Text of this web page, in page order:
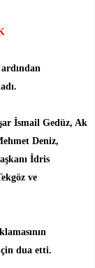
İsmail Gedüz, Ak
Deniz,
İdris
ve
dua etti.